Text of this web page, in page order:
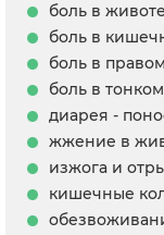
боль в животе
боль в
боль в
боль в
диарея -
жжение в
изжога и
кишечные